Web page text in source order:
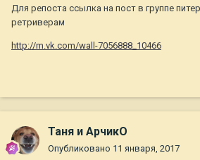
Для репоста ссылка на пост в группе
ретриверам
http://m.vk.com/wall-7056888_10466
Таня и АрчикО
Опубликовано 11 января, 2017